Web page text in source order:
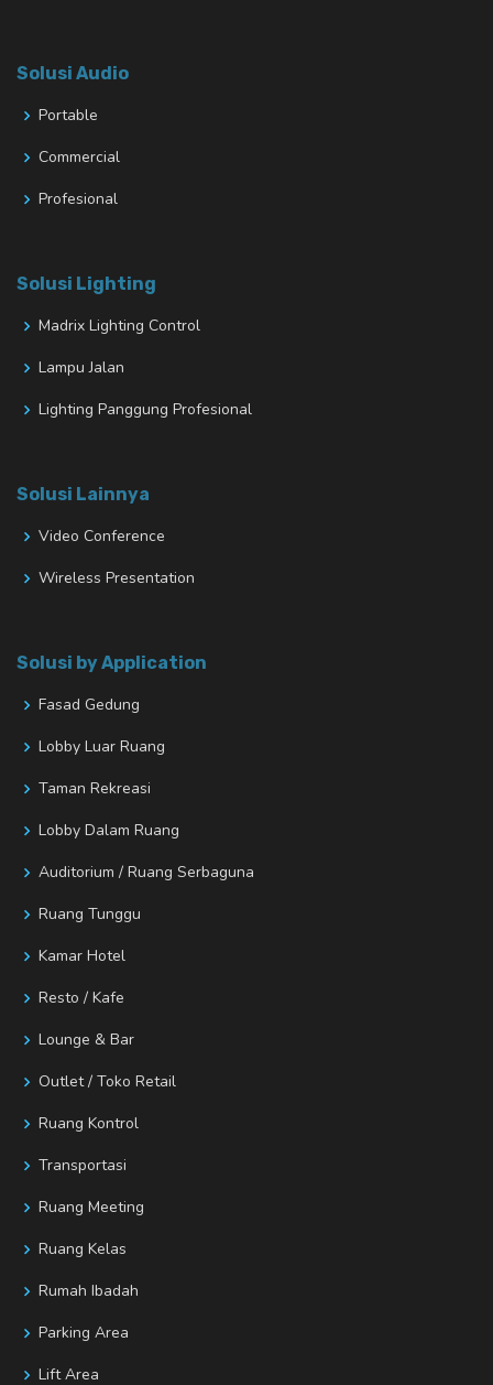
Solusi Audio
Portable
Commercial
Profesional
Solusi Lighting
Madrix Lighting Control
Lampu Jalan
Lighting Panggung Profesional
Solusi Lainnya
Video Conference
Wireless Presentation
Solusi by Application
Fasad Gedung
Lobby Luar Ruang
Taman Rekreasi
Lobby Dalam Ruang
Auditorium / Ruang Serbaguna
Ruang Tunggu
Kamar Hotel
Resto / Kafe
Lounge & Bar
Outlet / Toko Retail
Ruang Kontrol
Transportasi
Ruang Meeting
Ruang Kelas
Rumah Ibadah
Parking Area
Lift Area